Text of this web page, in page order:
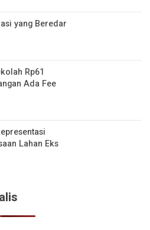
yang Beredar
Rp61
Ada Fee
Lahan Eks